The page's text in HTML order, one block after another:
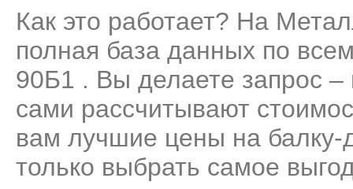
Как это работает? На
полная база данных по
90Б1 . Вы делаете запрос –
сами рассчитывают
вам лучшие цены на балку-
только выбрать самое